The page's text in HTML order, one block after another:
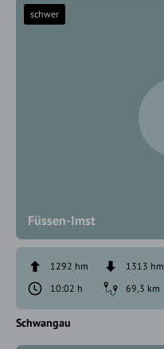
Füssen-Imst
schwer
1292 hm
1313 hm
10:02 h
69,3 km
Schwangau